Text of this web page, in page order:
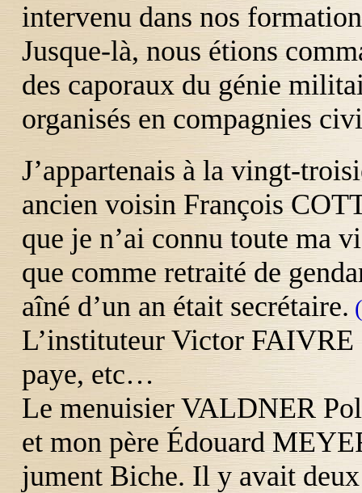
intervenu dans nos
Jusque-là, nous étions
des caporaux du génie
organisés en compagnies
J’appartenais à la vingt-
ancien voisin François
que je n’ai connu toute ma
que comme retraité de
aîné d’un an était secrétaire.
L’instituteur Victor FAIVRE
paye, etc…
Le menuisier VALDNER
et mon père Édouard
jument Biche. Il y avait